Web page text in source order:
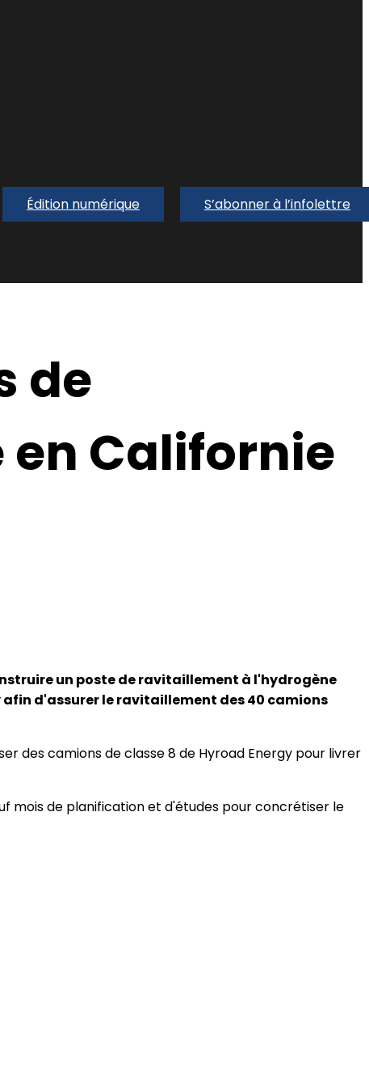
Édition numérique S’abonner à l’infolettre
de
Californie
un poste de ravitaillement à l'hydrogène
afin d'assurer le ravitaillement des 40 camions
des camions de classe 8 de Hyroad Energy pour livrer
mois de planification et d'études pour concrétiser le